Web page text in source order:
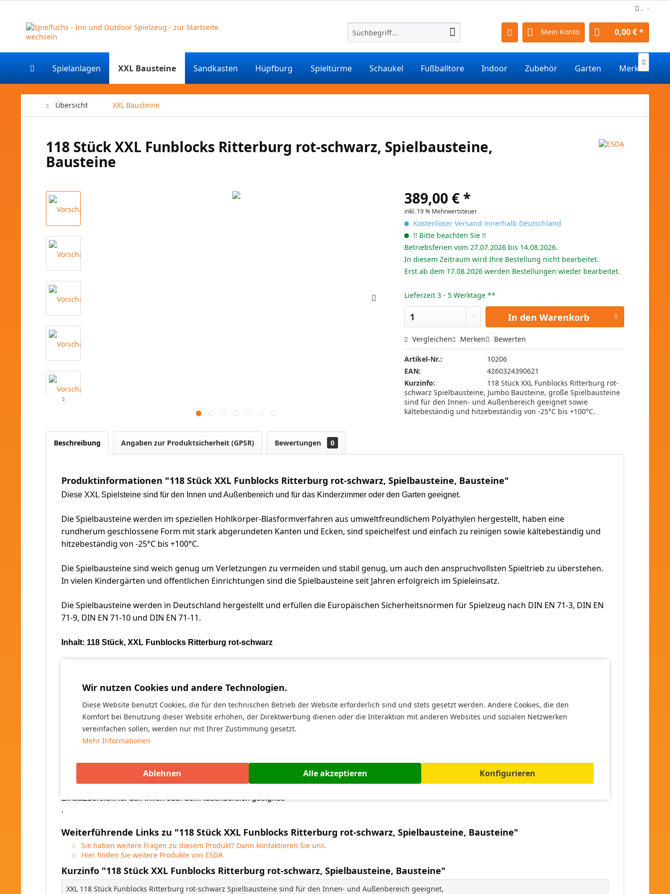
.
Mein Konto 0,00 € *
Spielanlagen XXL Bausteine Sandkasten Hüpfburg Spieltürme Schaukel Fußballtore Indoor Zubehör Garten Merkmale

Übersicht XXL Bausteine
118 Stück XXL Funblocks Ritterburg rot-schwarz, Spielbausteine,
Bausteine
389,00 € *
inkl. 19 % Mehrwertsteuer
Kostenloser Versand innerhalb Deutschland
!! Bitte beachten Sie !!
Betriebsferien vom 27.07.2026 bis 14.08.2026.
In diesem Zeitraum wird Ihre Bestellung nicht bearbeitet.
Erst ab dem 17.08.2026 werden Bestellungen wieder bearbeitet.
Lieferzeit 3 - 5 Werktage **
In den Warenkorb
Vergleichen Merken Bewerten
Artikel-Nr.:
10206
EAN:
4260324390621
Kurzinfo:
118 Stück XXL Funblocks Ritterburg rot-
schwarz Spielbausteine, Jumbo Bausteine, große Spielbausteine
sind für den Innen- und Außenbereich geeignet sowie
kältebeständig und hitzebeständig von -25°C bis +100°C.
Beschreibung Angaben zur Produktsicherheit (GPSR) Bewertungen 0
Produktinformationen "118 Stück XXL Funblocks Ritterburg rot-schwarz, Spielbausteine, Bausteine"
Diese XXL Spielsteine sind für den Innen und Außenbereich und für das Kinderzimmer oder den Garten geeignet.
Die Spielbausteine werden im speziellen Hohlkörper-Blasformverfahren aus umweltfreundlichem Polyäthylen hergestellt, haben eine
rundherum geschlossene Form mit stark abgerundeten Kanten und Ecken, sind speichelfest und einfach zu reinigen sowie kältebeständig und
hitzebeständig von -25°C bis +100°C.
Die Spielbausteine sind weich genug um Verletzungen zu vermeiden und stabil genug, um auch den anspruchvollsten Spieltrieb zu überstehen.
In vielen Kindergärten und öffentlichen Einrichtungen sind die Spielbausteine seit Jahren erfolgreich im Spieleinsatz.
Die Spielbausteine werden in Deutschland hergestellt und erfüllen die Europäischen Sicherheitsnormen für Spielzeug nach DIN EN 71-3, DIN EN
71-9, DIN EN 71-10 und DIN EN 71-11.
Inhalt: 118 Stück, XXL Funblocks Ritterburg rot-schwarz
26 Stück – 4 Punkt Spielbausteinerot/schwarz
Größe vom Stein ca.15 cm lang x 15 cm breit x 7,5 cm hoch
Die Lieferung besteht aus 2 Packstücken (Paketen)
Zielgruppe: für Jungen und Mädchen
Altersempfehlung: von 2 bis 99 Jahre geeignet
Material: Kunststoff, Polyethylen (PE)
Einsatzbereich:für den Innen oder den Außenbereich geeignet.
.
Weiterführende Links zu "118 Stück XXL Funblocks Ritterburg rot-schwarz, Spielbausteine, Bausteine"
Sie haben weitere Fragen zu diesem Produkt? Dann kontaktieren Sie uns.
Hier finden Sie weitere Produkte von ESDA
Kurzinfo "118 Stück XXL Funblocks Ritterburg rot-schwarz, Spielbausteine, Bausteine"
XXL 118 Stück Funblocks Ritterburg rot-schwarz Spielbausteine sind für den Innen- und Außenbereich geeignet,
Wir nutzen Cookies und andere Technologien.
Diese Website benutzt Cookies, die für den technischen Betrieb der Website erforderlich sind und stets gesetzt werden. Andere Cookies, die den
Komfort bei Benutzung dieser Website erhöhen, der Direktwerbung dienen oder die Interaktion mit anderen Websites und sozialen Netzwerken
vereinfachen sollen, werden nur mit Ihrer Zustimmung gesetzt.
Mehr Informationen
Ablehnen Alle akzeptieren Konfigurieren